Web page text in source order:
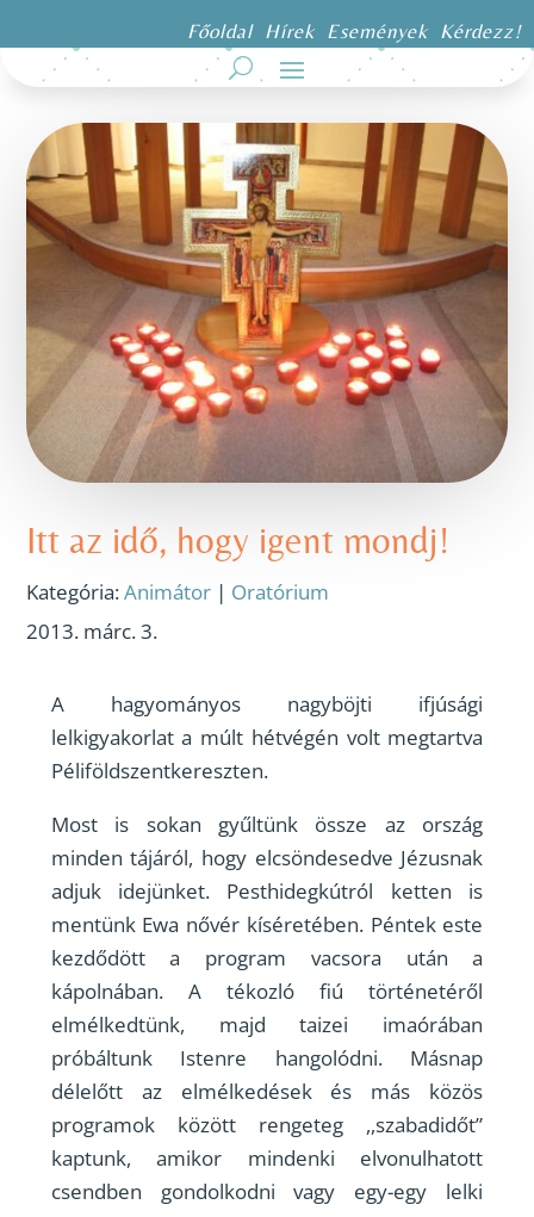
Főoldal Hírek Események Kérdezz!
Itt az idő, hogy igent mondj!
Kategória:Animátor | Oratórium
2013. márc. 3.
A hagyományos nagyböjti ifjúsági
lelkigyakorlat a múlt hétvégén volt megtartva
Péliföldszentkereszten.
Most is sokan gyűltünk össze az ország
minden tájáról, hogy elcsöndesedve Jézusnak
adjuk idejünket. Pesthidegkútról ketten is
mentünk Ewa nővér kíséretében. Péntek este
kezdődött a program vacsora után a
kápolnában. A tékozló fiú történetéről
elmélkedtünk, majd taizei imaórában
próbáltunk Istenre hangolódni. Másnap
délelőtt az elmélkedések és más közös
programok között rengeteg ,,szabadidőt”
kaptunk, amikor mindenki elvonulhatott
csendben gondolkodni vagy egy-egy lelki